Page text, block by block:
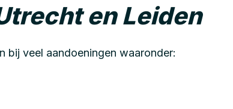
en Leiden
bij veel aandoeningen waaronder: